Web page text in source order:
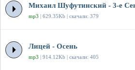
Михаил Шуфутинский - 3-е
mp3 | 629.35Kb | скачали: 379
Лицей - Осень
mp3 | 914.12Kb | скачали: 405